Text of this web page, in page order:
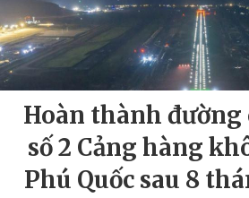
Hoàn thành đường
số 2 Cảng hàng
Phú Quốc sau 8